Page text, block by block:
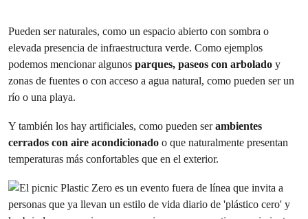
Pueden ser naturales, como un espacio abierto con sombra o
elevada presencia de infraestructura verde. Como ejemplos
podemos mencionar algunos parques, paseos con arbolado y
zonas de fuentes o con acceso a agua natural, como pueden ser un
río o una playa.
Y también los hay artificiales, como pueden serambientes
cerrados con aire acondicionado o que naturalmente presentan
temperaturas más confortables que en el exterior.